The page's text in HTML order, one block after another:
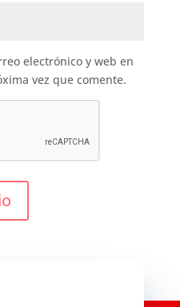
electrónico y web en
vez que comente.